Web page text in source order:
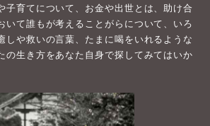
子育てについて、お金や出世とは、助け合
いて誰もが考えることがらについて、いろ
しや救いの言葉、たまに喝をいれるような
の生き方をあなた自身で探してみてはいか